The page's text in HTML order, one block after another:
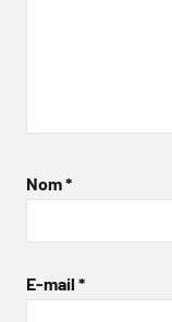
Nom*
E-mail *